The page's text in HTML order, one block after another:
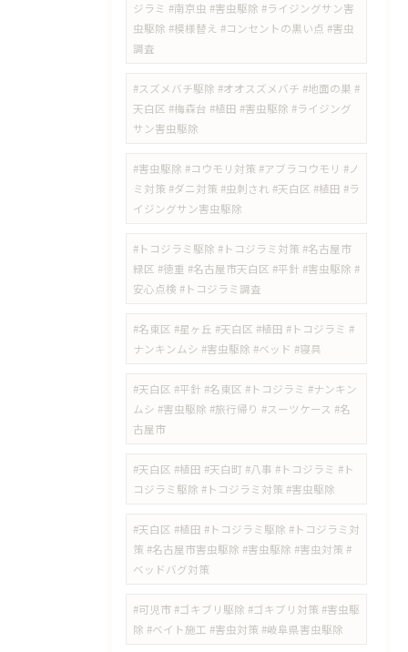
ジラミ #南京虫 #害虫駆除 #ライジングサン害
虫駆除 #模様替え #コンセントの黒い点 #害虫
調査
#スズメバチ駆除 #オオスズメバチ #地面の巣 #
天白区 #梅森台 #植田 #害虫駆除 #ライジング
サン害虫駆除
#害虫駆除 #コウモリ対策 #アブラコウモリ #ノ
ミ対策 #ダニ対策 #虫刺され #天白区 #植田 #ラ
イジングサン害虫駆除
#トコジラミ駆除 #トコジラミ対策 #名古屋市
緑区 #徳重 #名古屋市天白区 #平針 #害虫駆除 #
安心点検 #トコジラミ調査
#名東区 #星ヶ丘 #天白区 #植田 #トコジラミ #
ナンキンムシ #害虫駆除 #ベッド #寝具
#天白区 #平針 #名東区 #トコジラミ #ナンキン
ムシ #害虫駆除 #旅行帰り #スーツケース #名
古屋市
#天白区 #植田 #天白町 #八事 #トコジラミ #ト
コジラミ駆除 #トコジラミ対策 #害虫駆除
#天白区 #植田 #トコジラミ駆除 #トコジラミ対
策 #名古屋市害虫駆除 #害虫駆除 #害虫対策 #
ベッドバグ対策
#可児市 #ゴキブリ駆除 #ゴキブリ対策 #害虫駆
除 #ベイト施工 #害虫対策 #岐阜県害虫駆除